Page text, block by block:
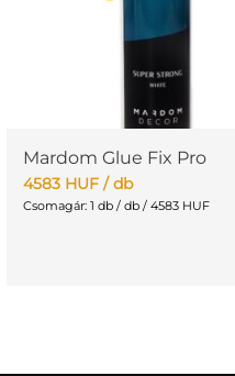
Mardom Glue Fix Pro
4583 HUF/ db
Csomagár: 1 db / db / 4583 HUF